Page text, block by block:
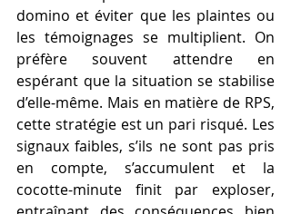
domino et éviter que les plaintes ou
les témoignages se multiplient. On
préfère souvent attendre en
espérant que la situation se stabilise
d’elle-même. Mais en matière de RPS,
cette stratégie est un pari risqué. Les
signaux faibles, s’ils ne sont pas pris
en compte, s’accumulent et la
cocotte-minute finit par exploser,